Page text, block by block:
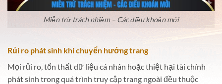
Miễn trừ trách nhiệm – Các điều khoản mới
Rủi ro phát sinh khi chuyển hướng trang
Mọi rủi ro, tổn thất dữ liệu cá nhân hoặc thiệt hại tài chính
phát sinh trong quá trình truy cập trang ngoài đều thuộc